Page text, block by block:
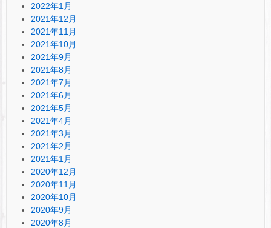
2022年1月
2021年12月
2021年11月
2021年10月
2021年9月
2021年8月
2021年7月
2021年6月
2021年5月
2021年4月
2021年3月
2021年2月
2021年1月
2020年12月
2020年11月
2020年10月
2020年9月
2020年8月